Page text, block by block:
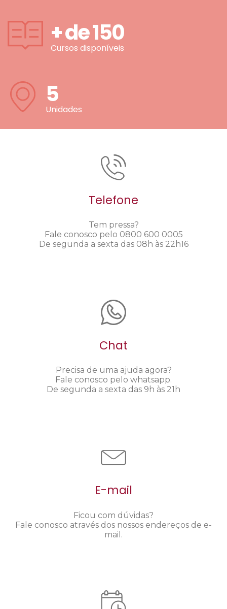
+ de150
Cursos disponíveis
5
Unidades
Telefone
Tem pressa?
Fale conosco pelo 0800 600 0005
De segunda a sexta das 08h às 22h16
Chat
Precisa de uma ajuda agora?
Fale conosco pelo whatsapp.
De segunda a sexta das 9h às 21h
E-mail
Ficou com dúvidas?
Fale conosco através dos nossos endereços de e-
mail.